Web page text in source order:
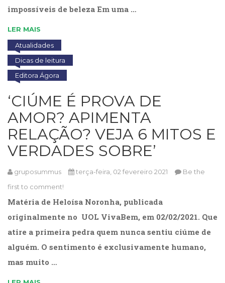
impossíveis de beleza Em uma …
LER MAIS
Atualidades
Dicas de leitura
Editora Ágora
‘CIÚME É PROVA DE
AMOR? APIMENTA
RELAÇÃO? VEJA 6 MITOS E
VERDADES SOBRE’
gruposummus terça-feira, 02 fevereiro 2021
Be the
first to comment!
Matéria de Heloísa Noronha, publicada
originalmente no UOL VivaBem, em 02/02/2021. Que
atire a primeira pedra quem nunca sentiu ciúme de
alguém. O sentimento é exclusivamente humano,
mas muito …